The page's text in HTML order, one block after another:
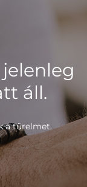
áll.
a türelmet.